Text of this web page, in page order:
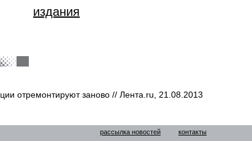
издания
отремонтируют заново // Лента.ru, 21.08.2013
рассылка новостей контакты